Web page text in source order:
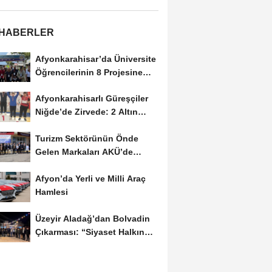
Afyonkarahisar’da Üniversite
Öğrencilerinin 8 Projesine
Afyonkarahisarlı Güreşçiler
Niğde’de Zirvede: 2 Altın
Turizm Sektörünün Önde
Gelen Markaları AKÜ’de
Afyon’da Yerli ve Milli Araç
Hamlesi
Üzeyir Aladağ’dan Bolvadin
Çıkarması: “Siyaset Halkın